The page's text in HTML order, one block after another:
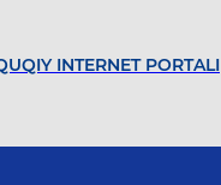
INTERNET PORTALI